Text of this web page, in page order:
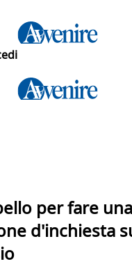
per fare una
d'inchiesta